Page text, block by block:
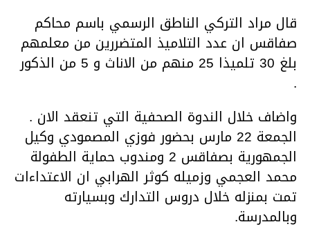
قال مراد التركي الناطق الرسمي باسم محاكم
صفاقس ان عدد التلاميذ المتضررين من معلمهم
بلغ 30 تلميذا 25 منهم من الاناث و 5 من الذكور
.
واضاف خلال الندوة الصحفية التي تنعقد الان .
الجمعة 22 مارس بحضور فوزي المصمودي وكيل
الجمهورية بصفاقس 2 ومندوب حماية الطفولة
محمد العجمي وزميله كوثر الهرابي ان الاعتداءات
تمت بمنزله خلال دروس التدارك وبسيارته
وبالمدرسة.